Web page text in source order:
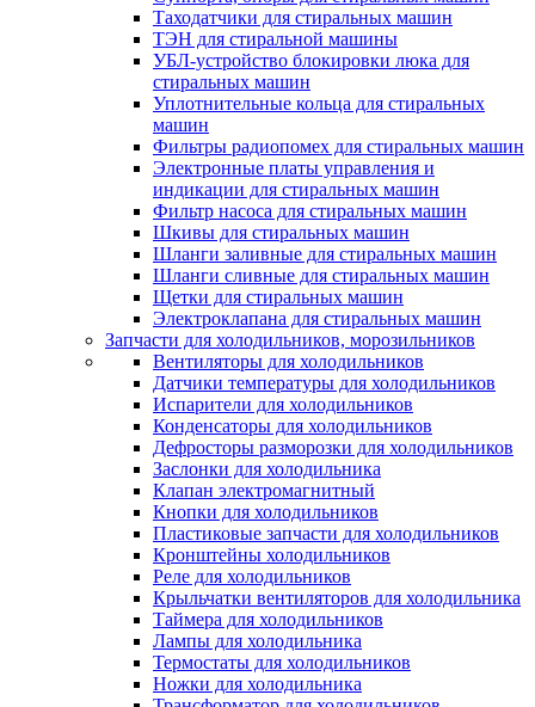
Таходатчики для стиральных машин
ТЭН для стиральной машины
УБЛ-устройство блокировки люка для
стиральных машин
Уплотнительные кольца для стиральных
машин
Фильтры радиопомех для стиральных машин
Электронные платы управления и
индикации для стиральных машин
Фильтр насоса для стиральных машин
Шкивы для стиральных машин
Шланги заливные для стиральных машин
Шланги сливные для стиральных машин
Щетки для стиральных машин
Электроклапана для стиральных машин
Запчасти для холодильников, морозильников
Вентиляторы для холодильников
Датчики температуры для холодильников
Испарители для холодильников
Конденсаторы для холодильников
Дефросторы разморозки для холодильников
Заслонки для холодильника
Клапан электромагнитный
Кнопки для холодильников
Пластиковые запчасти для холодильников
Кронштейны холодильников
Реле для холодильников
Крыльчатки вентиляторов для холодильника
Таймера для холодильников
Лампы для холодильника
Термостаты для холодильников
Ножки для холодильника